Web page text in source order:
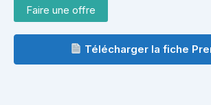
Faire une offre
Télécharger la fiche